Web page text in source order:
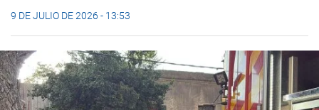
9 DE JULIO DE 2026 - 13:53